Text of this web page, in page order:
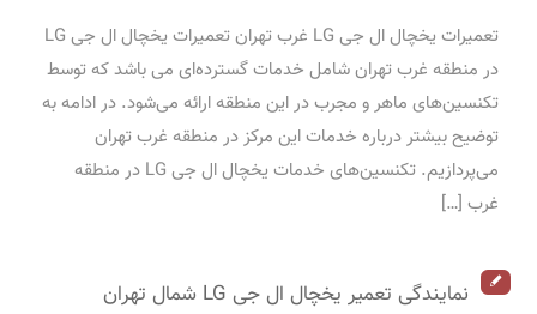
تعمیرات یخچال ال جی LG غرب تهران تعمیرات یخچال ال جی LG
در منطقه غرب تهران شامل خدمات گسترده‌ای می ‌باشد که توسط
تکنسین‌های ماهر و مجرب در این منطقه ارائه می‌شود. در ادامه به
توضیح بیشتر درباره خدمات این مرکز در منطقه غرب تهران
می‌پردازیم. تکنسین‌های خدمات یخچال ال جی LG در منطقه
غرب […]
نمایندگی تعمیر یخچال ال جی LG شمال تهران